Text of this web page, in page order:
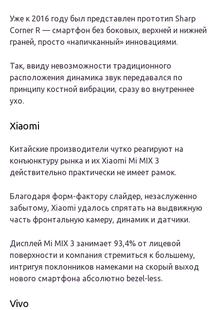
Уже к 2016 году был представлен прототип Sharp
Corner R — смартфон без боковых, верхней и нижней
граней, просто «напичканный» инновациями.
Так, ввиду невозможности традиционного
расположения динамика звук передавался по
принципу костной вибрации, сразу во внутреннее
ухо.
Xiaomi
Китайские производители чутко реагируют на
конъюнктуру рынка и их Xiaomi Mi MIX 3
действительно практически не имеет рамок.
Благодаря форм-фактору слайдер, незаслуженно
забытому, Xiaomi удалось спрятать на выдвижную
часть фронтальную камеру, динамик и датчики.
Дисплей Mi MIX 3 занимает 93,4% от лицевой
поверхности и компания стремиться к большему,
интригуя поклонников намеками на скорый выход
нового смартфона абсолютно bezel-less.
Vivo